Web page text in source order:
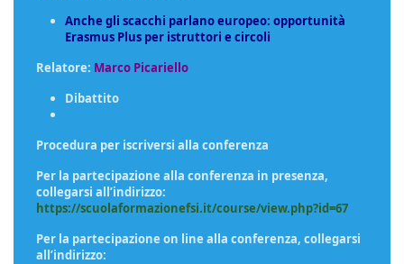
Anche gli scacchi parlano europeo: opportunità
Erasmus Plus per istruttori e circoli
Relatore: Marco Picariello
Dibattito
Procedura per iscriversi alla conferenza
Per la partecipazione alla conferenza in presenza,
collegarsi all’indirizzo:
https://scuolaformazionefsi.it/course/view.php?id=67
Per la partecipazione on line alla conferenza, collegarsi
all’indirizzo: